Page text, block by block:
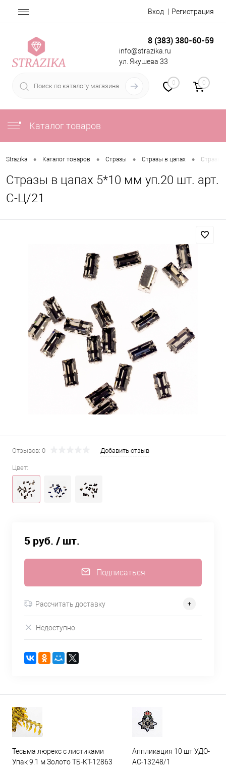
Вход Регистрация
8 (383) 380-60-59
info@strazika.ru
ул. Якушева 33
0 0
Каталог товаров
Strazika • Каталог товаров • Стразы • Стразы в цапах • Стразы
Стразы в цапах 5*10 мм уп.20 шт. арт.
С-Ц/21
Отзывов: 0 Добавить отзыв
Цвет:
5 руб. / шт.
Подписаться
Рассчитать доставку
Недоступно
Тесьма люрекс с листиками
Упак 9.1 м Золото ТБ-КТ-12863
Аппликация 10 шт УДО-
АС-13248/1